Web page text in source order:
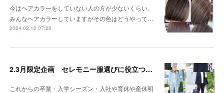
今はヘアカラーをしていない人の方が少ないくらい、
みんなヘアカラーしていますがその色はどうやって…
2024.02.12 07:20
2.3月限定企画 セレモニー服選びに役立つパーソナルカラー
これからの卒業・入学シーズン・入社や育休や産休明